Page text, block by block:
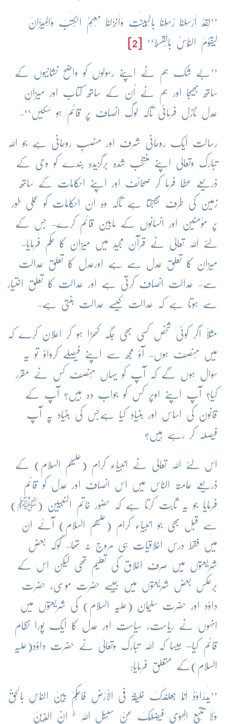
’’لَقَدْ اَرْسَلْنَا رُسُلَنَا بِالْبَیِّنٰتِ وَاَنْزَلْنَا مَعَہُمُ الْکِتٰبَ وَالْمِیْزَانَ
لِیَقُوْمَ النَّاسُ بِالْقِسْطِ‘‘
’’بے شک ہم نے اپنے رسولوں کو واضح نشانیوں کے
ساتھ بھیجا اور ہم نے اُن کے ساتھ کتاب اور میزانِ
عدل نازل فرمائی تاکہ لوگ انصاف پر قائم ہو سکیں‘‘-
رسالت ایک روحانی شرف اور منصبِ روحانی ہے جو اللہ
تبارک وتعالیٰ اپنے منتخب شدہ برگزیدہ بندے کو وحی کے
ذریعے عطا فرما کر صحائف اور اپنے احکامات کے ساتھ
زمین کی طرف بھیجتا ہے تاکہ وہ ان احکامات کو عملی طور
پر مؤمنین اور انسانوں کے مابین قائم کرے- جس کے
لئے اللہ تعالیٰ نے قرآن مجید میں میزان کا حکم فرمایا-
میزان کا تعلق عدل سے ہے اورعدل کا تعلق عدالت
سے- عدالت انصاف کرتی ہے اور عدالت کا تعلق اختیار
سے ہوتا ہے کہ عدالت کیسے عدالت بنتی ہے-
مثلاً اگر کوئی شخص کسی بھی جگہ کھڑا ہو کر اعلان کرے کہ
میں مُنصف ہوں- آؤ مجھ سے اپنے فیصلے کرواؤ تو یہ
سوال ہوں گے کہ آپ کو یہاں مُنصف کس نے مقرر
کیا؟ آپ اپنے اوپر کس کو جواب دہ ہیں؟ آپ کے
قانون کی اساس اور بنیاد کیا ہےجس کی بنیاد پہ آپ
فیصلہ کر رہے ہیں؟
اس لئے اللہ تعالیٰ نے انبیاء کرام (علیھم السلام) کے
ذریعے عامتہ الناس میں اس انصاف اور عدل کو قائم
فرمایا جو یہ ثابت کرتا ہے کہ حضور خاتم النبیین (ﷺ)
سے قبل بھی جو انبیاء کرام (علیھم السلام) آئے ان
میں فقط درسِ اخلاقیات ہی مروج نہ تھا- گوکہ بعض
شریعتوں میں صرف اخلاق کی تعلیم تھی لیکن اس کے
برعکس بعض شریعتوں میں جیسے حضرت موسٰی، حضرت
داؤد اور حضرت سلیمان (علیہ السلام) کی شریعتوں میں
انہوں نے ریاست، سیاست اور عدل کا ایک پورا نظام
قائم کیا– جیسا کہ اللہ تبارک وتعالیٰ نے حضرت داؤد(علیہ
السلام)کے متعلق فرمایا:
’’یٰـدَاوٗدُ اِنَّا جَعَلْنٰـکَ خَلِیْفَۃً فِی الْاَرْضِ فَاحْکُمْ بَیْنَ النَّاسِ بِالْحَقِّ
وَلَا تَتَّبِعِ الْھَوٰی فَیُضِلَّکَ عَنْ سَبِیْلِ اللہِ طاِنَّ الَّذِیْنَ